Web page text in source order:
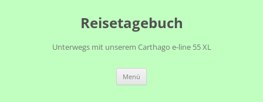
Reisetagebuch
Unterwegs mit unserem Carthago e-line 55 XL
Menü